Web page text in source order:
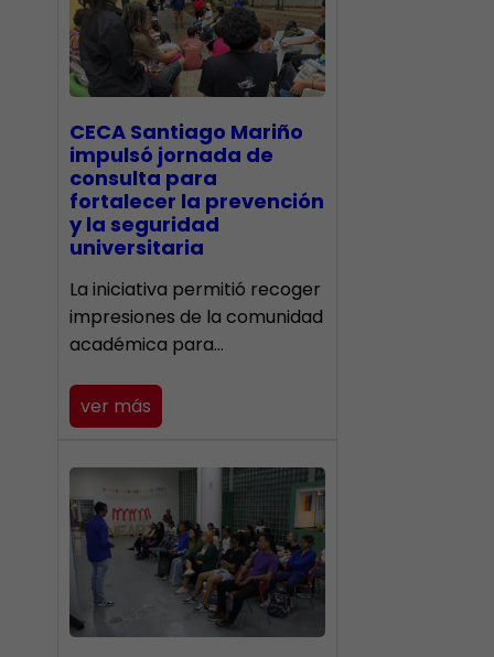
CECA Santiago Mariño
impulsó jornada de
consulta para
fortalecer la prevención
y la seguridad
universitaria
La iniciativa permitió recoger
impresiones de la comunidad
académica para…
ver más